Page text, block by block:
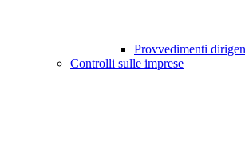
Provvedimenti
Controlli sulle imprese